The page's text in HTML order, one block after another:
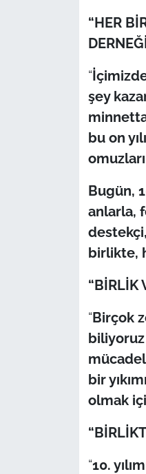
“HER
“
şey
bu on
Bugün,
anlarla,
birlikte,
“BİRLİK
“Birçok
bir
olmak
“10.